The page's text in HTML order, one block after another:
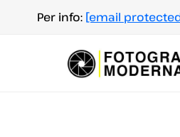
contenuto
Per info: [email